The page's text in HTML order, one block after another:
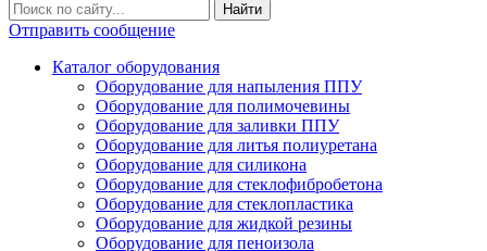
Найти
Отправить сообщение
Каталог оборудования
Оборудование для напыления ППУ
Оборудование для полимочевины
Оборудование для заливки ППУ
Оборудование для литья полиуретана
Оборудование для силикона
Оборудование для стеклофибробетона
Оборудование для стеклопластика
Оборудование для жидкой резины
Оборудование для пеноизола